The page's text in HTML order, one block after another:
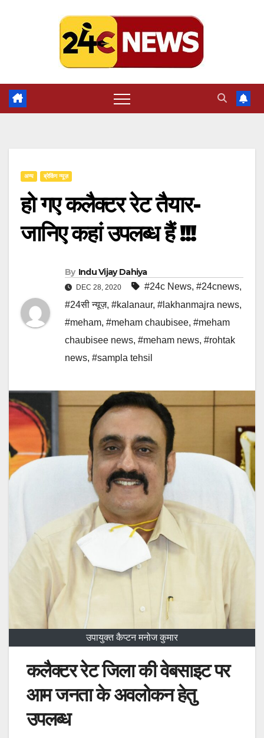
अन्य ब्रेकिंग न्यूज़
हो गए कलैक्टर रेट तैयार-
जानिए कहां उपलब्ध हैं !!!
By Indu Vijay Dahiya
DEC 28, 2020 #24c News, #24cnews,
#24सी न्यूज़, #kalanaur, #lakhanmajra news,
#meham, #meham chaubisee, #meham
chaubisee news, #meham news, #rohtak
news, #sampla tehsil
उपायुक्त कैप्टन मनोज कुमार
कलैक्टर रेट जिला की वेबसाइट पर
आम जनता के अवलोकन हेतु
उपलब्ध